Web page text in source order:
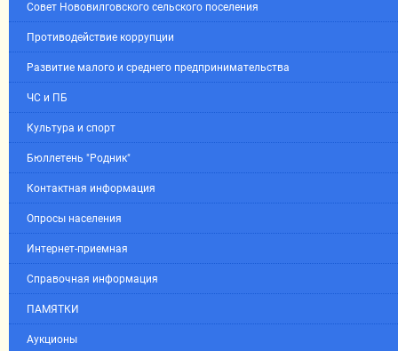
Совет Нововилговского сельского поселения
Противодействие коррупции
Развитие малого и среднего предпринимательства
ЧС и ПБ
Культура и спорт
Бюллетень "Родник"
Контактная информация
Опросы населения
Интернет-приемная
Справочная информация
ПАМЯТКИ
Аукционы